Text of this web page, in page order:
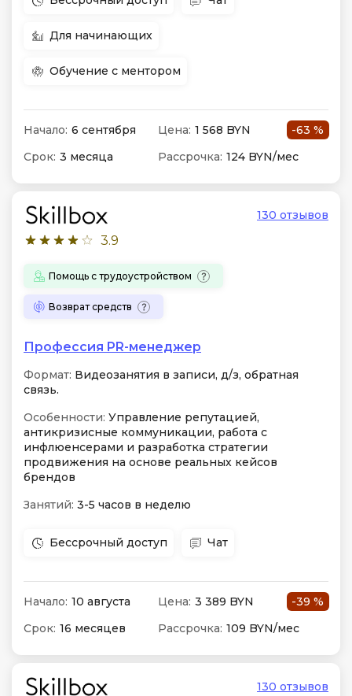
Для начинающих
Обучение с ментором
Начало: 6 сентября Цена: 1 568 BYN
-63 %
Срок: 3 месяца Рассрочка: 124 BYN/мес
3.9
130 отзывов
Помощь с трудоустройством
Возврат средств
Профессия PR-менеджер
Формат: Видеозанятия в записи, д/з, обратная
связь.
Особенности: Управление репутацией,
антикризисные коммуникации, работа с
инфлюенсерами и разработка стратегии
продвижения на основе реальных кейсов
брендов
Занятий: 3-5 часов в неделю
Бессрочный доступ Чат
Начало: 10 августа Цена: 3 389 BYN
-39 %
Срок: 16 месяцев Рассрочка: 109 BYN/мес
130 отзывов